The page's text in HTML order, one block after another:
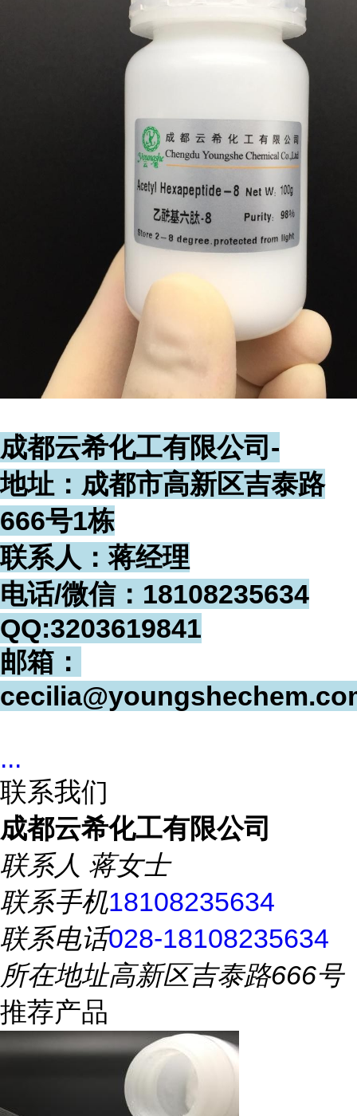
成都云希化工有限公司-
地址：成都市高新区吉泰路
666号1栋
联系人：蒋经理
电话/微信：18108235634
QQ:3203619841
邮箱：
...
联系我们
成都云希化工有限公司
联系人 蒋女士
联系手机18108235634
联系电话028-18108235634
所在地址高新区吉泰路666号
推荐产品